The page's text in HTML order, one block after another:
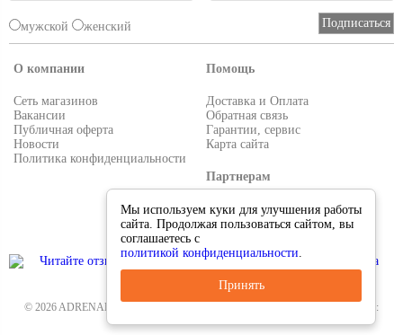
мужской женский
О компании
Сеть магазинов
Вакансии
Публичная оферта
Новости
Политика конфиденциальности
Помощь
Доставка и Оплата
Обратная связь
Гарантии, сервис
Карта сайта
Партнерам
Условия работы
Реквизиты
© 2026 ADRENALIN.RU-интернет магазин. Все для туризма и рыбалки. Тел.:
Мы используем куки для улучшения работы
сайта. Продолжая пользоваться сайтом, вы
соглашаетесь с
политикой конфиденциальности.
Принять